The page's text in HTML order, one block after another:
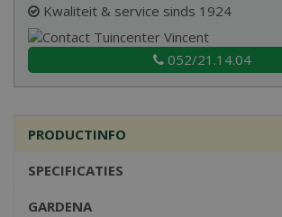
Kwaliteit & service sinds 1924
052/21.14.04
PRODUCTINFO
SPECIFICATIES
GARDENA